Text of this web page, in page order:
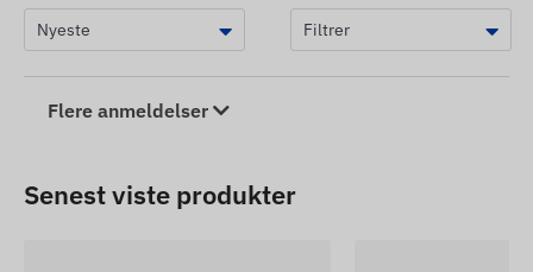
Flere anmeldelser
Senest viste produkter